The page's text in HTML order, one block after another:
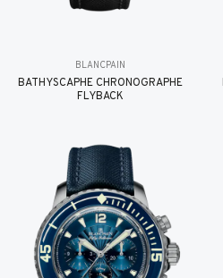
BLANCPAIN
BATHYSCAPHE CHRONOGRAPHE
FLYBACK